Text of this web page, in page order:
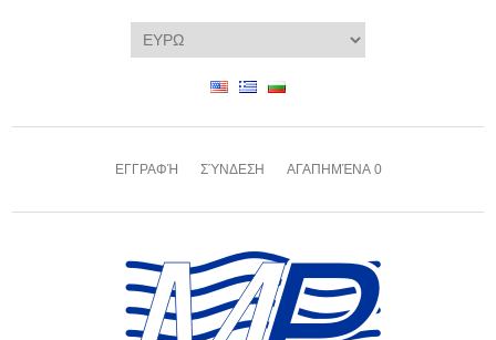
ΕΓΓΡΑΦΉ ΣΎΝΔΕΣΗ ΑΓΑΠΗΜΈΝΑ 0